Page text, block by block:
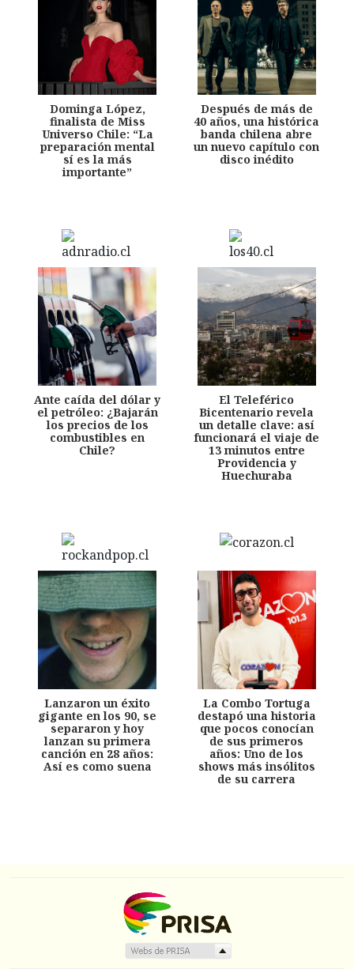
Dominga López,
finalista de Miss
Universo Chile: “La
preparación mental
sí es la más
importante”
Después de más de
40 años, una histórica
banda chilena abre
un nuevo capítulo con
disco inédito
Ante caída del dólar y
el petróleo: ¿Bajarán
los precios de los
combustibles en
Chile?
El Teleférico
Bicentenario revela
un detalle clave: así
funcionará el viaje de
13 minutos entre
Providencia y
Huechuraba
Lanzaron un éxito
gigante en los 90, se
separaron y hoy
lanzan su primera
canción en 28 años:
Así es como suena
La Combo Tortuga
destapó una historia
que pocos conocían
de sus primeros
años: Uno de los
shows más insólitos
de su carrera